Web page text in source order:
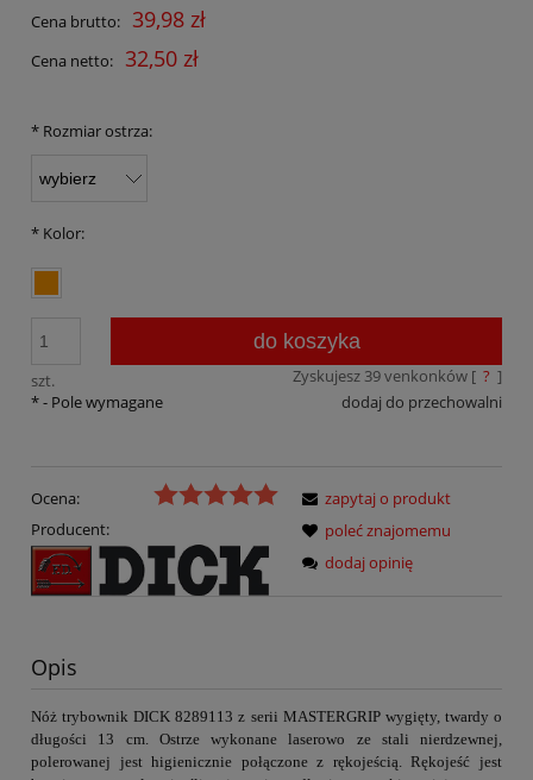
Cena brutto: 39,98 zł
Cena netto: 32,50 zł
* Rozmiar ostrza:
* Kolor:
szt.
do koszyka
Zyskujesz 39venkonków [ ? ]
dodaj do przechowalni
*- Pole wymagane
Ocena:
Producent:
zapytaj o produkt
poleć znajomemu
dodaj opinię
Opis
Nóż trybownik DICK 8289113 z serii MASTERGRIP wygięty, twardy o
długości 13 cm. Ostrze wykonane laserowo ze stali nierdzewnej,
polerowanej jest higienicznie połączone z rękojeścią. Rękojeść jest